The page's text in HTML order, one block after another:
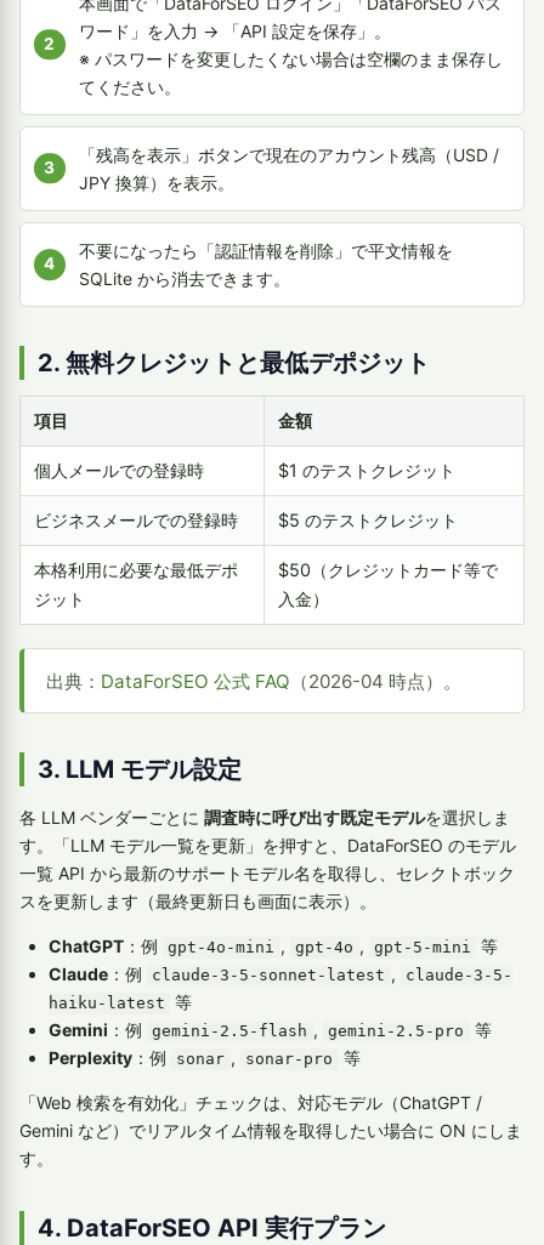
ワード」を入力 → 「API 設定を保存」。
※ パスワードを変更したくない場合は空欄のまま保存し
てください。
「残高を表示」ボタンで現在のアカウント残高（USD /
JPY 換算）を表示。
不要になったら「認証情報を削除」で平文情報を
SQLite から消去できます。
2. 無料クレジットと最低デポジット
項目 金額
個人メールでの登録時 $1 のテストクレジット
ビジネスメールでの登録時 $5 のテストクレジット
本格利用に必要な最低デポ
ジット
$50（クレジットカード等で
入金）
出典： DataForSEO 公式 FAQ （2026-04 時点）。
3. LLM モデル設定
各 LLM ベンダーごとに 調査時に呼び出す既定モデルを選択しま
す。「LLM モデル一覧を更新」を押すと、DataForSEO のモデル
一覧 API から最新のサポートモデル名を取得し、セレクトボック
スを更新します（最終更新日も画面に表示）。
ChatGPT ：例 gpt-4o-mini , gpt-4o , gpt-5-mini 等
Claude ：例 claude-3-5-sonnet-latest ,
claude-3-5-
haiku-latest 等
Gemini ：例 gemini-2.5-flash , gemini-2.5-pro
等
Perplexity ：例 sonar , sonar-pro 等
「Web 検索を有効化」チェックは、対応モデル（ChatGPT /
Gemini など）でリアルタイム情報を取得したい場合に ON にしま
す。
4. DataForSEO API 実行プラン